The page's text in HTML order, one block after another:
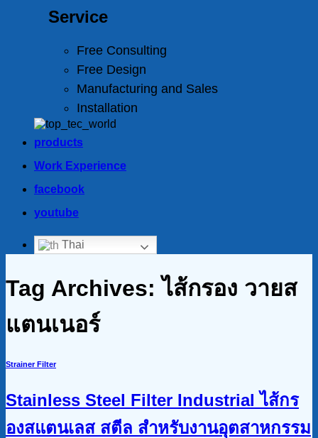
Service
Free Consulting
Free Design
Manufacturing and Sales
Installation
products
Work Experience
facebook
youtube
Thai
Tag Archives:ไส้กรอง วายส
แตนเนอร์
Strainer Filter
Stainless Steel Filter Industrial ไส้กร
องสแตนเลส สตีล สำหรับงานอุตสาหกรรม